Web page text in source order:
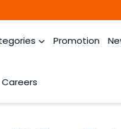
Promotion
Careers